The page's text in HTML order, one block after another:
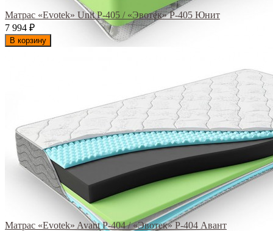
Матрас «Evotek» Unit Р-405 / «Эвотек» Р-405 Юнит
7 994 ₽
В корзину
Матрас «Evotek» Avant Р-404 / «Эвотек» Р-404 Авант